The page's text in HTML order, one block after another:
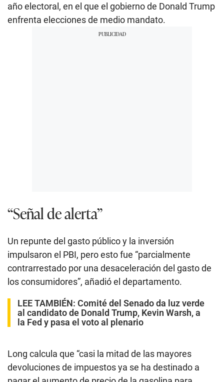
año electoral, en el que el gobierno de Donald Trump
enfrenta elecciones de medio mandato.
“Señal de alerta”
Un repunte del gasto público y la inversión
impulsaron el PBI, pero esto fue “parcialmente
contrarrestado por una desaceleración del gasto de
los consumidores”, añadió el departamento.
LEE TAMBIÉN: Comité del Senado da luz verde
al candidato de Donald Trump, Kevin Warsh, a
la Fed y pasa el voto al plenario
Long calcula que “casi la mitad de las mayores
devoluciones de impuestos ya se ha destinado a